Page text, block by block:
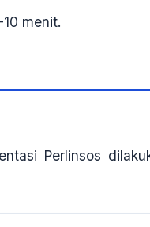
menit.
Perlinsos